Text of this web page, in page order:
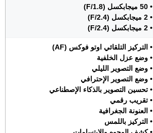
• 50 ميجابكسل (F/1.8)
• 2 ميجابكسل (F/2.4)
• 2 ميجابكسل (F/2.4)
• التركيز التلقائي اوتو فوكس (AF)
• وضع عزل الخلفية
• وضع التصوير الليلي
• وضع التصوير الإحترافي
• تحسين التصوير بالذكاء الإصطناعي
• تقريب رقمي
• العنونة الجغرافية
• التركيز باللمس